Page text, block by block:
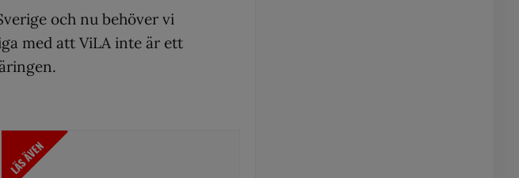
och nu behöver vi
med att ViLA inte är ett
LÄS ÄVEN